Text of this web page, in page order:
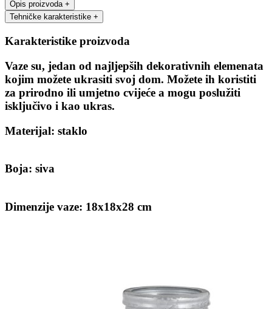
Opis proizvoda +
Tehničke karakteristike +
Karakteristike proizvoda
Vaze su, jedan od najljepših dekorativnih elemenata
kojim možete ukrasiti svoj dom. Možete ih koristiti
za prirodno ili umjetno cvijeće a mogu poslužiti
isključivo i kao ukras.
Materijal: staklo
Boja: siva
Dimenzije vaze: 18x18x28 cm